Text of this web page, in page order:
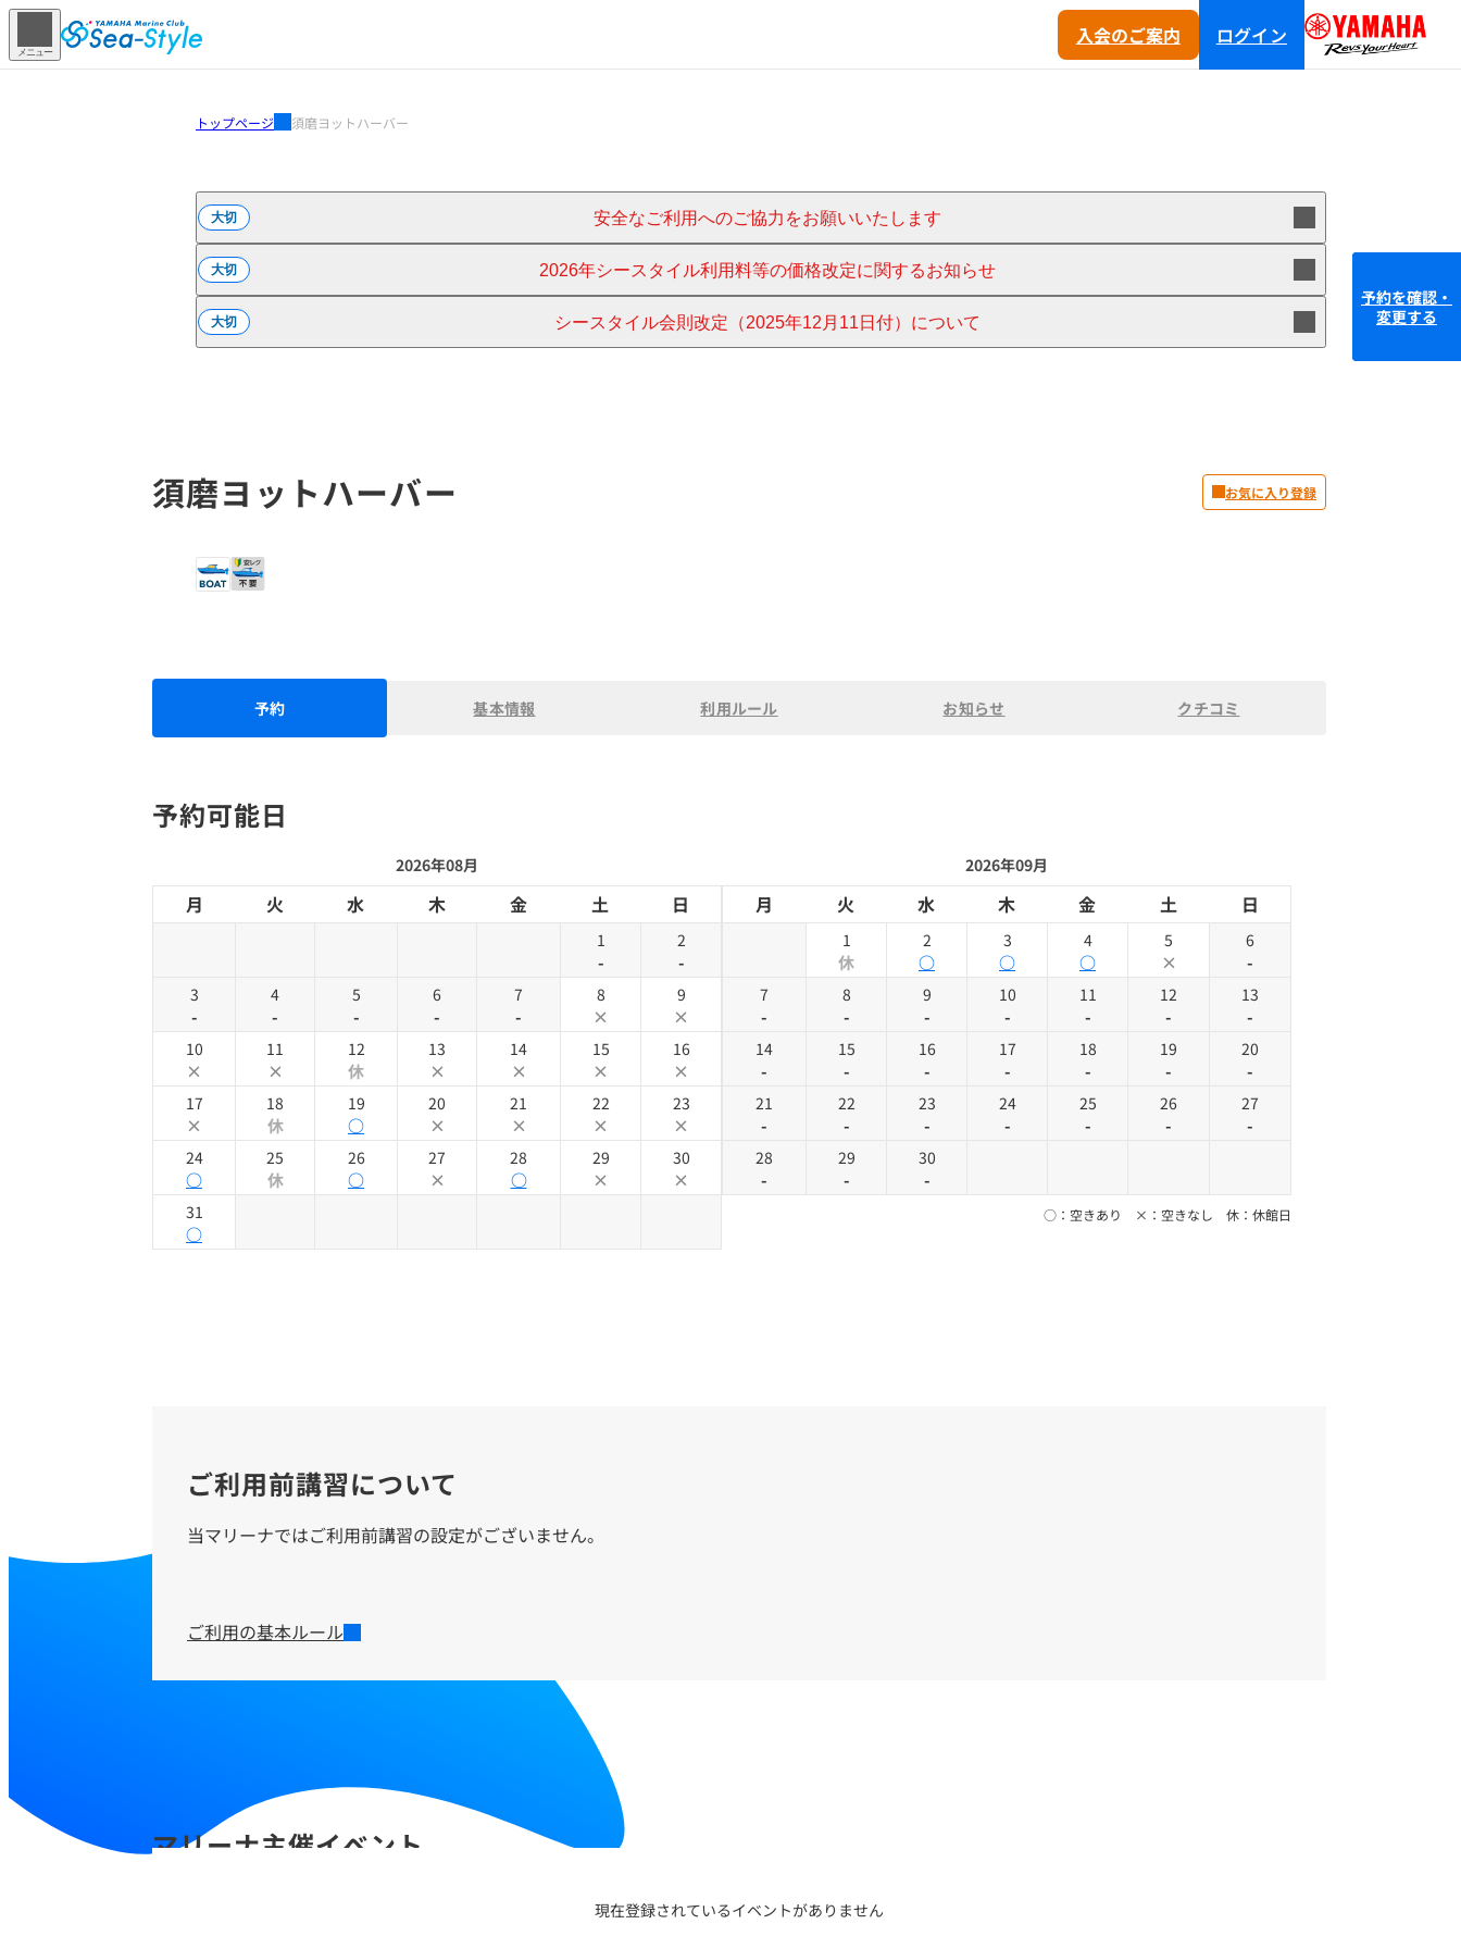
メニュー
入会のご案内 ログイン
トップページ 須磨ヨットハーバー
予約を確認・
変更する
大切 安全なご利用へのご協力をお願いいたします
大切 2026年シースタイル利用料等の価格改定に関するお知らせ
大切 シースタイル会則改定（2025年12月11日付）について
須磨ヨットハーバー お気に入り登録
予約 基本情報 利用ルール お知らせ クチコミ
予約可能日
2026年08月
月 火 水 木 金 土 日
1
-
2
-
3
-
4
-
5
-
6
-
7
-
8
×
9
×
10
×
11
×
12
休
13
×
14
×
15
×
16
×
17
×
18
休
19
○
20
×
21
×
22
×
23
×
24
○
25
休
26
○
27
×
28
○
29
×
30
×
31
○
2026年09月
月 火 水 木 金 土 日
1
休
2
○
3
○
4
○
5
×
6
-
7
-
8
-
9
-
10
-
11
-
12
-
13
-
14
-
15
-
16
-
17
-
18
-
19
-
20
-
21
-
22
-
23
-
24
-
25
-
26
-
27
-
28
-
29
-
30
-
○：空きあり ×：空きなし 休：休館日
ご利用前講習について
当マリーナではご利用前講習の設定がございません。
ご利用の基本ルール
マリーナ主催イベント
現在登録されているイベントがありません